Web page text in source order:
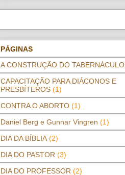
PÁGINAS
A CONSTRUÇÃO DO TABERNÁCULO
CAPACITAÇÃO PARA DIÁCONOS E
PRESBÍTEROS (1)
CONTRA O ABORTO (1)
Daniel Berg e Gunnar Vingren (1)
DIA DA BÍBLIA (2)
DIA DO PASTOR (3)
DIA DO PROFESSOR (2)